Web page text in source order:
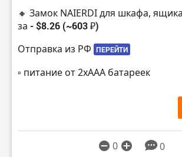
🔸 Замок NAIERDI для шкафа,
за - $8.26 (~603 ₽)
Отправка из РФ ПЕРЕЙТИ
▫️ питание от 2хААА батареек
0 0